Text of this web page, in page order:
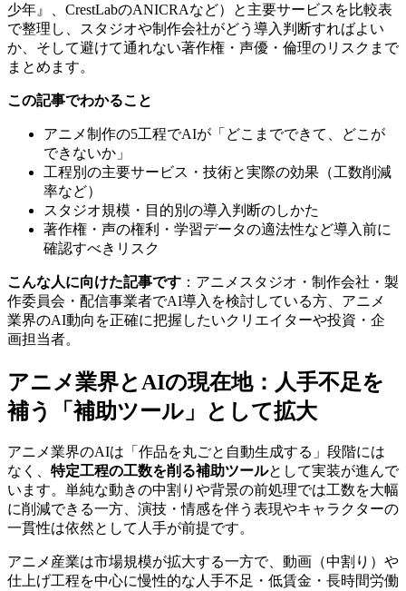
少年』、CrestLabのANICRAなど）と主要サービスを比較表
で整理し、スタジオや制作会社がどう導入判断すればよい
か、そして避けて通れない著作権・声優・倫理のリスクまで
まとめます。
この記事でわかること
アニメ制作の5工程でAIが「どこまでできて、どこが
できないか」
工程別の主要サービス・技術と実際の効果（工数削減
率など）
スタジオ規模・目的別の導入判断のしかた
著作権・声の権利・学習データの適法性など導入前に
確認すべきリスク
こんな人に向けた記事です ：アニメスタジオ・制作会社・製
作委員会・配信事業者でAI導入を検討している方、アニメ
業界のAI動向を正確に把握したいクリエイターや投資・企
画担当者。
アニメ業界とAIの現在地：人手不足を
補う「補助ツール」として拡大
アニメ業界のAIは「作品を丸ごと自動生成する」段階には
なく、 特定工程の工数を削る補助ツールとして実装が進んで
います。単純な動きの中割りや背景の前処理では工数を大幅
に削減できる一方、演技・情感を伴う表現やキャラクターの
一貫性は依然として人手が前提です。
アニメ産業は市場規模が拡大する一方で、動画（中割り）や
仕上げ工程を中心に慢性的な人手不足・低賃金・長時間労働